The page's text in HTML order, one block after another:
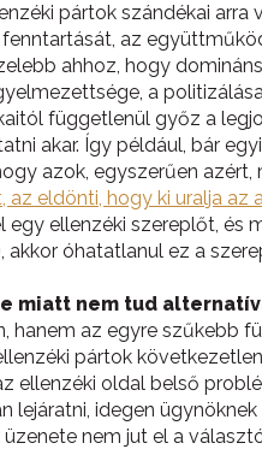
pártok szándékai
az
ahhoz, hogy
a
függetlenül győz a
akar. Így például, bár
azok, egyszerűen
az eldönti, hogy ki uralja
ellenzéki szereplőt, és
óhatatlanul ez a
miatt nem tud
hanem az egyre szűkebb
pártok
ellenzéki oldal belső
idegen
nem jut el a